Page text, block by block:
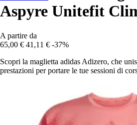
Aspyre Unitefit
A partire da
65,00 € 41,11 € -37%
Scopri la maglietta adidas Adizero, che
prestazioni per portare le tue sessioni di